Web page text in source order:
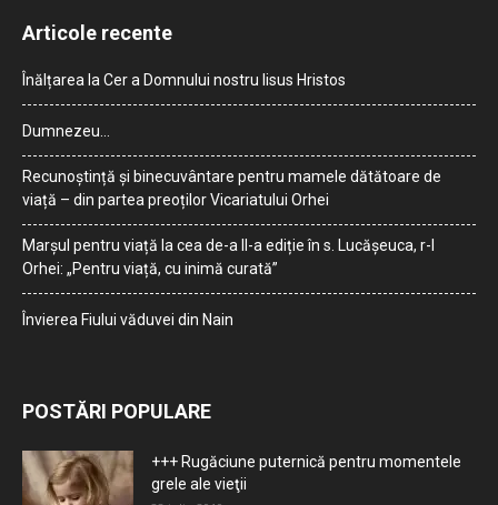
Articole recente
Înălțarea la Cer a Domnului nostru Iisus Hristos
Dumnezeu…
Recunoștință și binecuvântare pentru mamele dătătoare de
viață – din partea preoților Vicariatului Orhei
Marșul pentru viață la cea de-a II-a ediție în s. Lucășeuca, r-l
Orhei: „Pentru viață, cu inimă curată”
Învierea Fiului văduvei din Nain
POSTĂRI POPULARE
+++ Rugăciune puternică pentru momentele
grele ale vieţii